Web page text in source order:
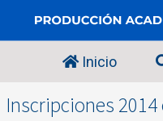
Inicio
Inscripciones 2014